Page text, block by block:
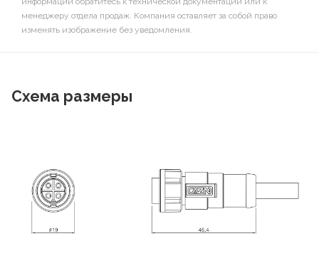
менеджеру отдела продаж. Компания оставляет за собой право
изменять изображение без уведомления.
Схема размеры